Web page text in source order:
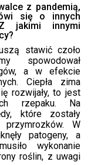
z pandemią,
się o innych
jakimi innymi
stawić czoło
spowodował
a w efekcie
Ciepła zima
rozwijały, to jest
rzepaku. Na
które zostały
W
patogeny, a
wykonanie
roślin, z uwagi